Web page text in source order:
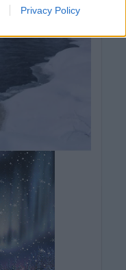
Privacy Policy